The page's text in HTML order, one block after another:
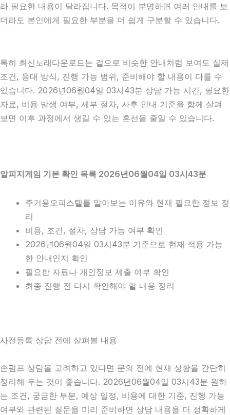
라 필요한 내용이 달라집니다. 목적이 분명하면 여러 안내를 보
더라도 본인에게 필요한 부분을 더 쉽게 구분할 수 있습니다.
특히 최신노래다운로드는 겉으로 비슷한 안내처럼 보여도 실제
조건, 응대 방식, 진행 가능 범위, 준비해야 할 내용이 다를 수
있습니다. 2026년06월04일 03시43분 상담 가능 시간, 필요한
자료, 비용 발생 여부, 세부 절차, 사후 안내 기준을 함께 살펴
보면 이후 과정에서 생길 수 있는 혼선을 줄일 수 있습니다.
알피지게임 기본 확인 목록 2026년06월04일 03시43분
주거용오피스텔를 알아보는 이유와 현재 필요한 정보 정
리
비용, 조건, 절차, 상담 가능 여부 확인
2026년06월04일 03시43분 기준으로 현재 적용 가능
한 안내인지 확인
필요한 자료나 개인정보 제출 여부 확인
최종 진행 전 다시 확인해야 할 내용 정리
사전등록 상담 전에 살펴볼 내용
손펌프 상담을 고려하고 있다면 문의 전에 현재 상황을 간단히
정리해 두는 것이 좋습니다. 2026년06월04일 03시43분 원하
는 조건, 궁금한 부분, 예상 일정, 비용에 대한 기준, 진행 가능
여부와 관련된 질문을 미리 준비하면 상담 내용을 더 정확하게